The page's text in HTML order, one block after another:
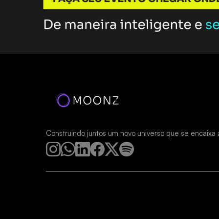
Construindo juntos um novo universo que se